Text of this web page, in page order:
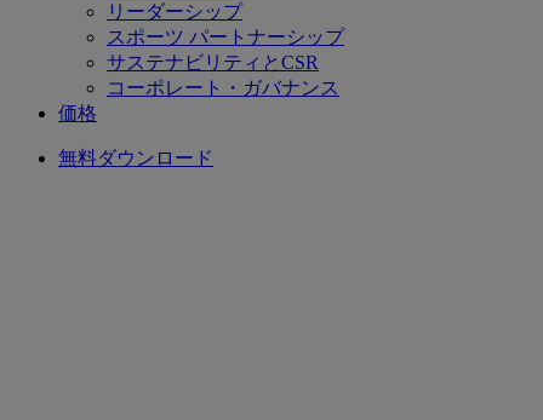
リーダーシップ
スポーツ パートナーシップ
サステナビリティとCSR
コーポレート・ガバナンス
価格
無料ダウンロード